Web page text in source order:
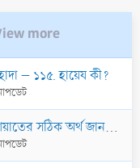
more
– ১১৫. হায়েয কী?
সঠিক অর্থ জানতে চাই।